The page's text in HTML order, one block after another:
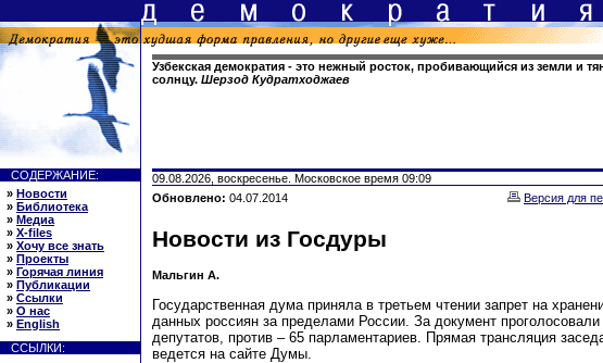
Узбекская демократия - это нежный росток, пробивающийся из земли и
солнцу. Шерзод Кудратходжаев
СОДЕРЖАНИЕ:
» Новости
» Библиотека
» Медиа
» X-files
» Хочу все знать
» Проекты
» Горячая линия
» Публикации
» Ссылки
» О нас
» English
ССЫЛКИ:
09.08.2026, воскресенье. Московское время 09:09
Обновлено: 04.07.2014 Версия для
Новости из Госдуры
Мальгин А.
Государственная дума приняла в третьем чтении запрет на
данных россиян за пределами России. За документ проголосовали
депутатов, против – 65 парламентариев. Прямая трансляция
ведется на сайте Думы.